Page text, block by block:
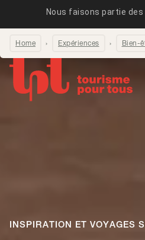
Home Expériences Bien-
INSPIRATION ET VOYAGES